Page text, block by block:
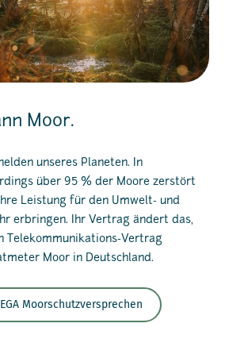
Moor.
unseres Planeten. In
über 95 % der Moore zerstört
Leistung für den Umwelt- und
erbringen. Ihr Vertrag ändert das,
Telekommunikations-Vertrag
Moor in Deutschland.
Moorschutzversprechen